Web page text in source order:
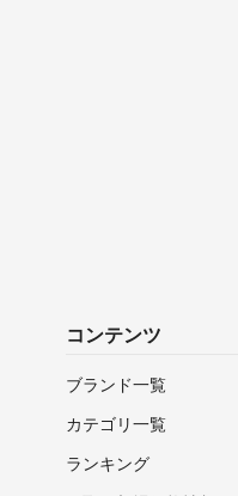
コンテンツ
ブランド一覧
カテゴリ一覧
ランキング